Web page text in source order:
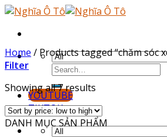
Skip
content
YOUTUBE
TIKTOK
Home / Products tagged “chăm sóc
Filter
Showing all 7 results
DANH MỤC SẢN PHẨM